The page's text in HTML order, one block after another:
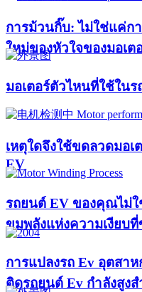
การม้วนกิ๊บ: ไม่ใช่แค่ก
ใหม่ของหัวใจของมอเต
มอเตอร์ตัวไหนที่ใช้ในร
เหตุใดจึงใช้ขดลวดมอ
EV
รถยนต์ EV ของคุณไม่
ขุมพลังแห่งความเงียบ
การแปลงรถ Ev อุตสา
ติดรถยนต์ Ev กำลังสูง